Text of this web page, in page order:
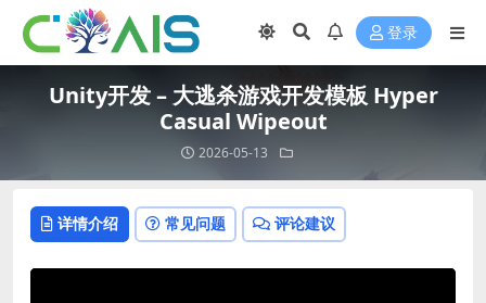
登录
Unity开发 – 大逃杀游戏开发模板 Hyper
Casual Wipeout
2026-05-13
详情介绍 常见问题 评论建议